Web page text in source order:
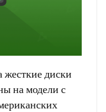
диски
на модели с